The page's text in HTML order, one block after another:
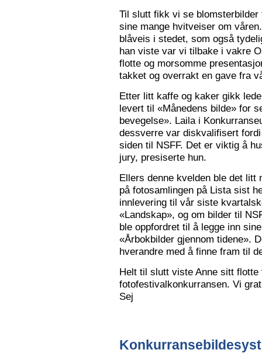
Til slutt fikk vi se
sine mange hvitveiser om
blåveis i stedet, som også
han viste var vi tilbake i vakre
flotte og morsomme
takket og overrakt en gave fra
Etter litt kaffe og kaker gikk
levert til «Månedens bilde» for
bevegelse». Laila i
dessverre var diskvalifisert
siden til NSFF. Det er viktig å
jury, presiserte hun.
Ellers denne kvelden ble det litt
på fotosamlingen på Lista sist
innlevering til vår siste
«Landskap», og om bilder til
ble oppfordret til å legge inn
«Årbokbilder gjennom tidene».
hverandre med å finne fram til
Helt til slutt viste Anne sitt flotte
fotofestivalkonkurransen. Vi
Sej